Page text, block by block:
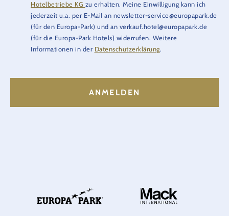
Hotelbetriebe KG zu erhalten. Meine Einwilligung kann ich
jederzeit u.a. per E-Mail an newsletter-service@europapark.de
(für den Europa-Park) und an verkauf.hotel@europapark.de
(für die Europa-Park Hotels) widerrufen. Weitere
Informationen in der Datenschutzerklärung.